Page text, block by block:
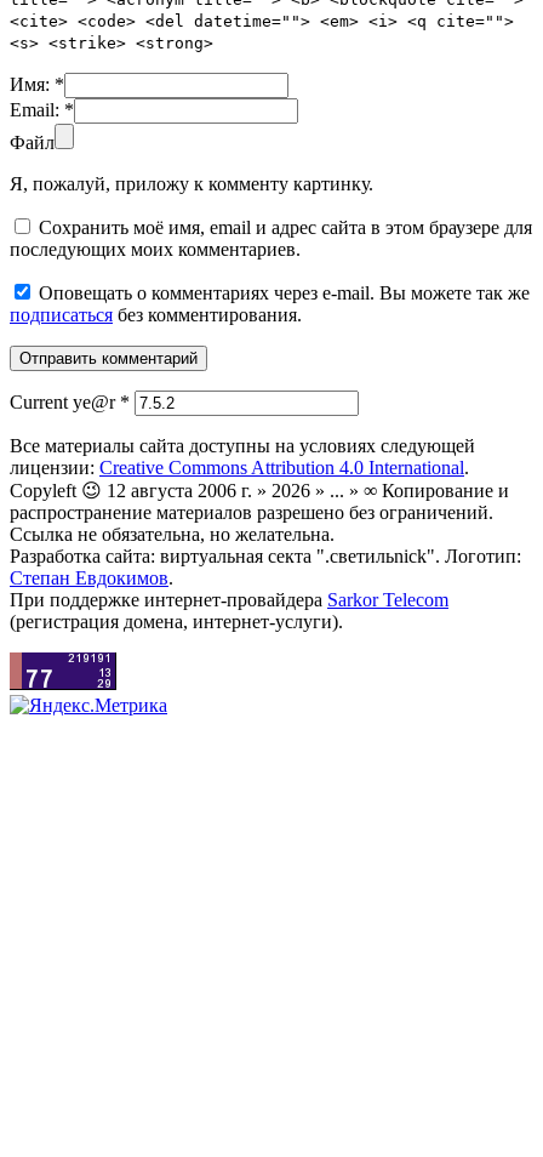
<cite> <code> <del datetime=""> <em> <i> <q cite="">
<s> <strike> <strong>
Имя: *
Email: *
Файл
Я, пожалуй, приложу к комменту картинку.
Сохранить моё имя, email и адрес сайта в этом браузере для
последующих моих комментариев.
Оповещать о комментариях через e-mail. Вы можете так же
подписаться без комментирования.
Current ye@r *
Все материалы сайта доступны на условиях следующей
лицензии: Creative Commons Attribution 4.0 International.
Copyleft 😉 12 августа 2006 г. » 2026 » ... » ∞ Копирование и
распространение материалов разрешено без ограничений.
Ссылка не обязательна, но желательна.
Разработка сайта: виртуальная секта ".светильnick". Логотип:
Степан Евдокимов.
При поддержке интернет-провайдера Sarkor Telecom
(регистрация домена, интернет-услуги).